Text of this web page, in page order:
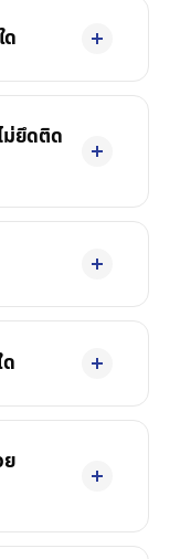
ด
ม่ยึดติด